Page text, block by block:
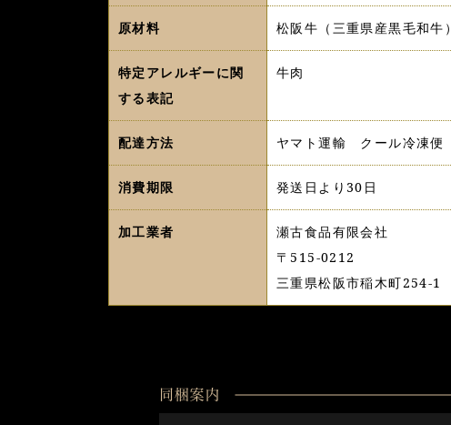
原材料 松阪牛（三重県産黒毛和牛）
特定アレルギーに関
する表記
牛肉
配達方法 ヤマト運輸 クール冷凍便
消費期限 発送日より30日
加工業者
瀬古食品有限会社
〒515-0212
三重県松阪市稲木町254-1